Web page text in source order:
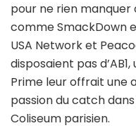
pour ne rien
comme SmackDown
USA Network et
disposaient pas
Prime leur offrait une
passion du catch
Coliseum parisien.